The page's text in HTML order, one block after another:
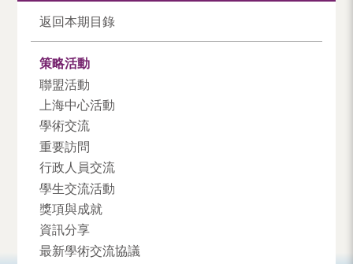
返回本期目錄
策略活動
聯盟活動
上海中心活動
學術交流
重要訪問
行政人員交流
學生交流活動
獎項與成就
資訊分享
最新學術交流協議